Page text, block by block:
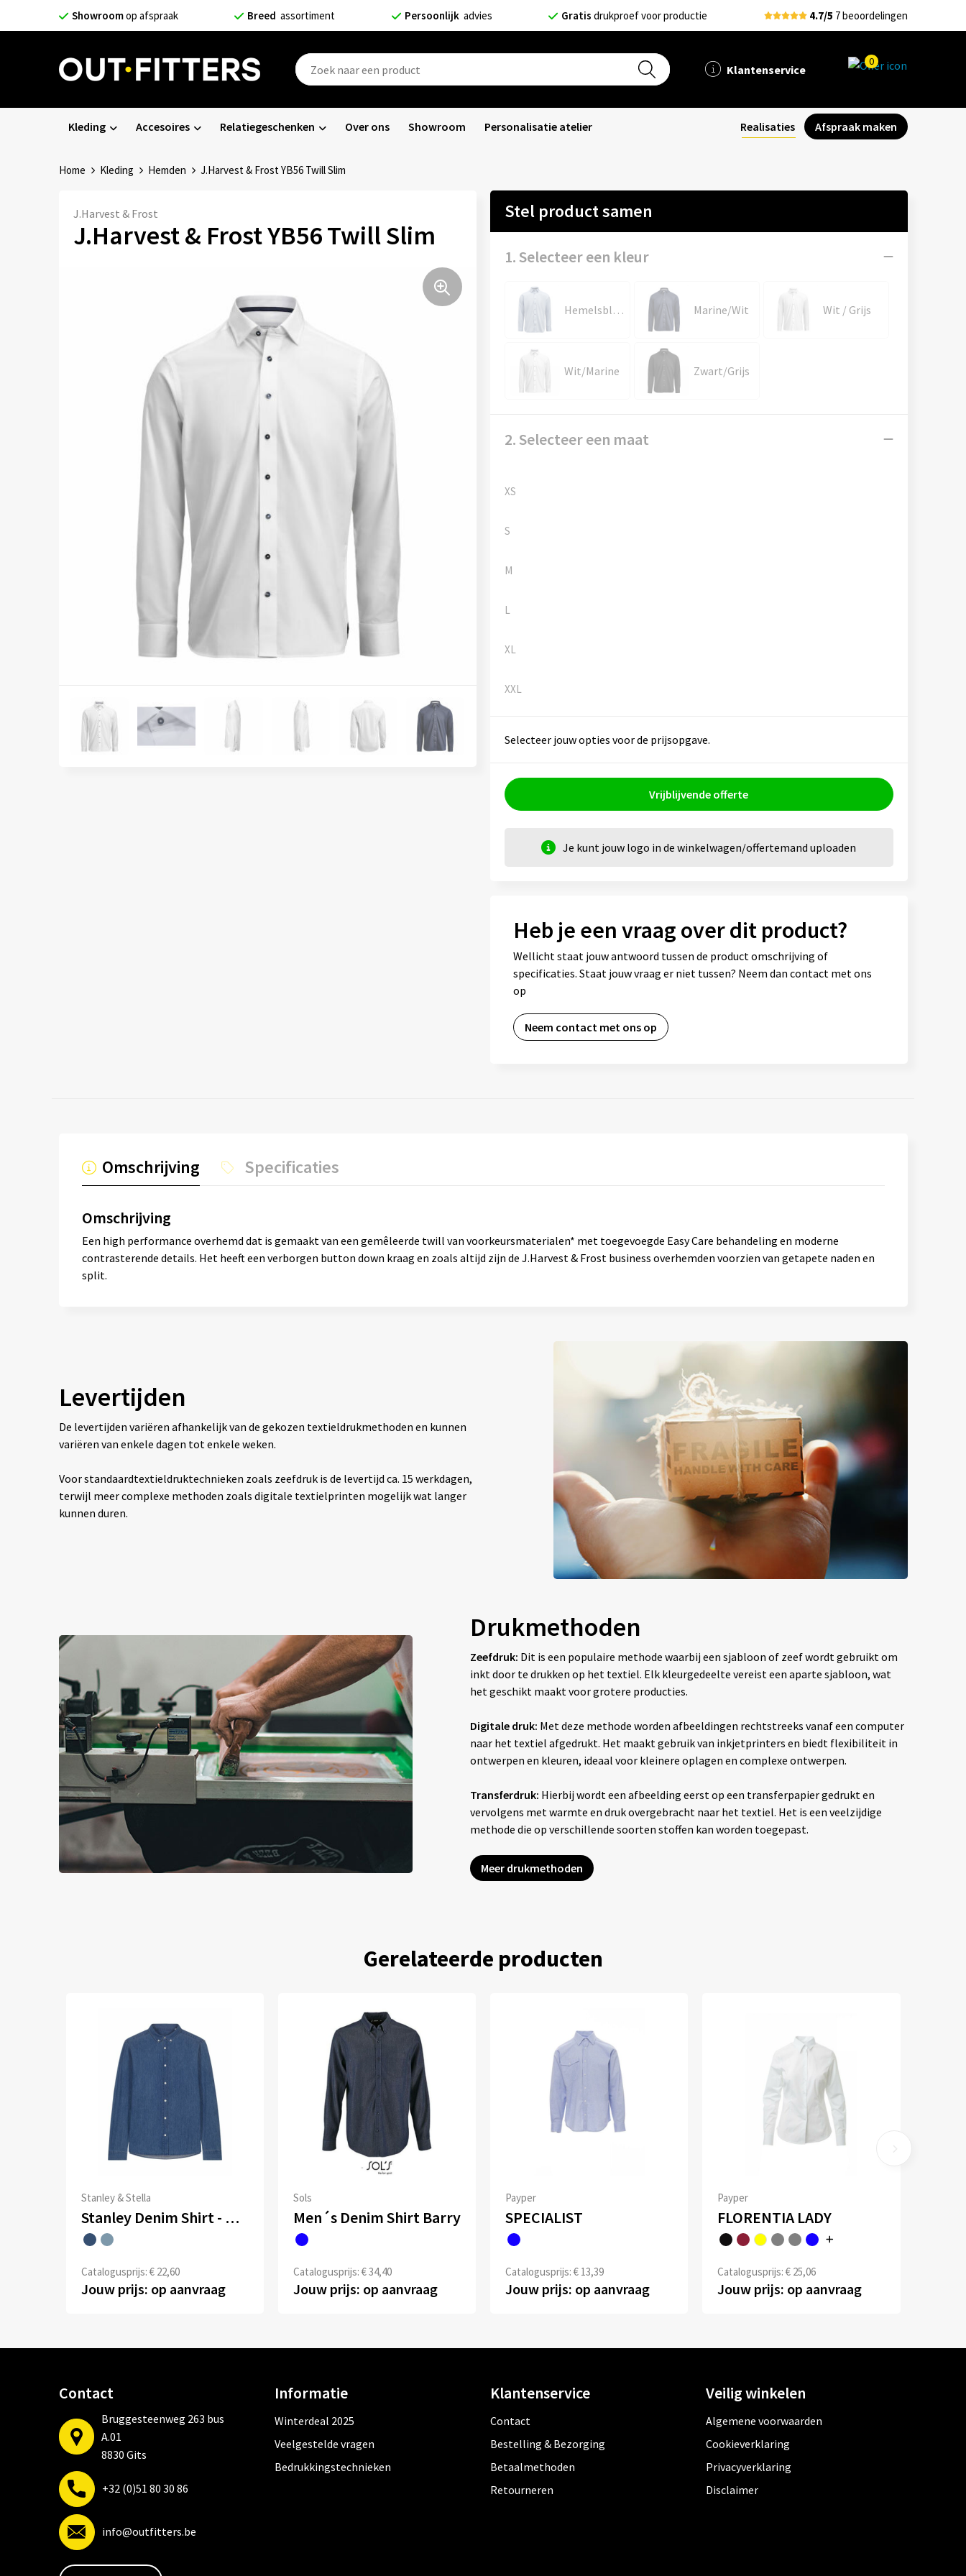
Showroomop afspraak Breed assortiment Persoonlijk advies Gratis drukproef voor productie 4.7/5 7 beoordelingen
Klantenservice
0
Kleding Accesoires Relatiegeschenken Over ons Showroom Personalisatie atelier Realisaties Afspraak maken
Home Kleding Hemden J.Harvest & Frost YB56 Twill Slim
J.Harvest & Frost
J.Harvest & Frost YB56 Twill Slim
Stel product samen
1. Selecteer een kleur
Hemelsblauw/Marine Marine/Wit Wit / Grijs
Wit/Marine Zwart/Grijs
2. Selecteer een maat
XS
S
M
L
XL
XXL
Selecteer jouw opties voor de prijsopgave.
Vrijblijvende offerte
Je kunt jouw logo in de winkelwagen/offertemand uploaden
Heb je een vraag over dit product?
Wellicht staat jouw antwoord tussen de product omschrijving of
specificaties. Staat jouw vraag er niet tussen? Neem dan contact met ons
op
Neem contact met ons op
Omschrijving Specificaties
Omschrijving
Een high performance overhemd dat is gemaakt van een gemêleerde twill van voorkeursmaterialen* met toegevoegde Easy Care behandeling en moderne
contrasterende details. Het heeft een verborgen button down kraag en zoals altijd zijn de J.Harvest & Frost business overhemden voorzien van getapete naden en
split.
Levertijden
De levertijden variëren afhankelijk van de gekozen textieldrukmethoden en kunnen
variëren van enkele dagen tot enkele weken.
Voor standaardtextieldruktechnieken zoals zeefdruk is de levertijd ca. 15 werkdagen,
terwijl meer complexe methoden zoals digitale textielprinten mogelijk wat langer
kunnen duren.
Drukmethoden
Zeefdruk: Dit is een populaire methode waarbij een sjabloon of zeef wordt gebruikt om
inkt door te drukken op het textiel. Elk kleurgedeelte vereist een aparte sjabloon, wat
het geschikt maakt voor grotere producties.
Digitale druk: Met deze methode worden afbeeldingen rechtstreeks vanaf een computer
naar het textiel afgedrukt. Het maakt gebruik van inkjetprinters en biedt flexibiliteit in
ontwerpen en kleuren, ideaal voor kleinere oplagen en complexe ontwerpen.
Transferdruk: Hierbij wordt een afbeelding eerst op een transferpapier gedrukt en
vervolgens met warmte en druk overgebracht naar het textiel. Het is een veelzijdige
methode die op verschillende soorten stoffen kan worden toegepast.
Meer drukmethoden
Gerelateerde producten
Stanley & Stella
Stanley Denim Shirt - Het heren overhemd van denim
Catalogusprijs: € 22,60
Jouw prijs: op aanvraag
Sols
Men´s Denim Shirt Barry
Catalogusprijs: € 34,40
Jouw prijs: op aanvraag
Payper
SPECIALIST
Catalogusprijs: € 13,39
Jouw prijs: op aanvraag
Payper
FLORENTIA LADY
Catalogusprijs: € 25,06
Jouw prijs: op aanvraag
Contact
Bruggesteenweg 263 bus
A.01
8830 Gits
+32 (0)51 80 30 86
info@outfitters.be
Informatie
Winterdeal 2025
Veelgestelde vragen
Bedrukkingstechnieken
Klantenservice
Contact
Bestelling & Bezorging
Betaalmethoden
Retourneren
Veilig winkelen
Algemene voorwaarden
Cookieverklaring
Privacyverklaring
Disclaimer